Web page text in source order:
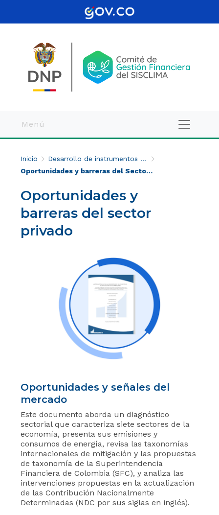
Menú
Inicio
Desarrollo de instrumentos económicos y financieros​
Oportunidades y barreras del Sector Privado
Oportunidades y
barreras del sector
privado
Oportunidades y señales del
mercado
Este documento aborda un diagnóstico
sectorial que caracteriza siete sectores de la
economía, presenta sus emisiones y
consumos de energía, revisa las taxonomías
internacionales de mitigación y las propuestas
de taxonomía de la Superintendencia
Financiera de Colombia (SFC), y analiza las
intervenciones propuestas en la actualización
de las Contribución Nacionalmente
Determinadas (NDC por sus siglas en inglés).